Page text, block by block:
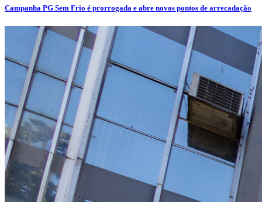
Campanha PG Sem Frio é prorrogada e abre novos pontos de arrecadação